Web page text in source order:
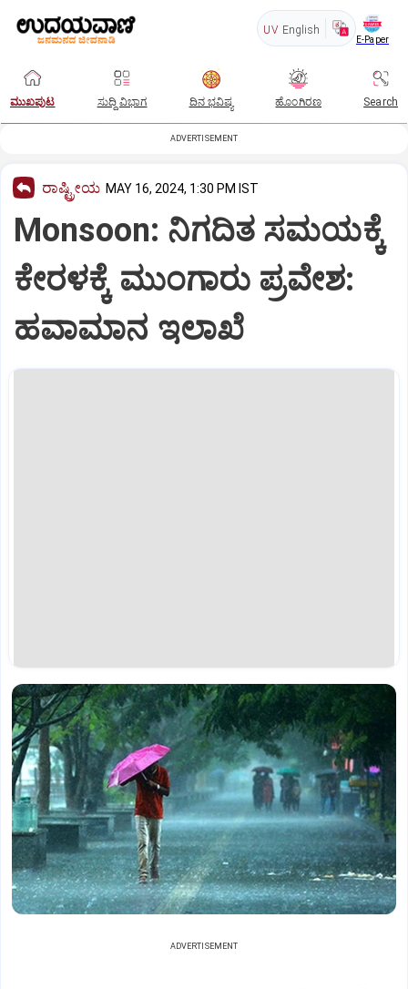
UV English
E-Paper
ಮುಖಪುಟ ಸುದ್ದಿ ವಿಭಾಗ ದಿನ ಭವಿಷ್ಯ ಹೊಂಗಿರಣ Search
ADVERTISEMENT
ರಾಷ್ಟ್ರೀಯ MAY 16, 2024, 1:30 PM IST
Monsoon: ನಿಗದಿತ ಸಮಯಕ್ಕೆ
ಕೇರಳಕ್ಕೆ ಮುಂಗಾರು ಪ್ರವೇಶ:
ಹವಾಮಾನ ಇಲಾಖೆ
ADVERTISEMENT